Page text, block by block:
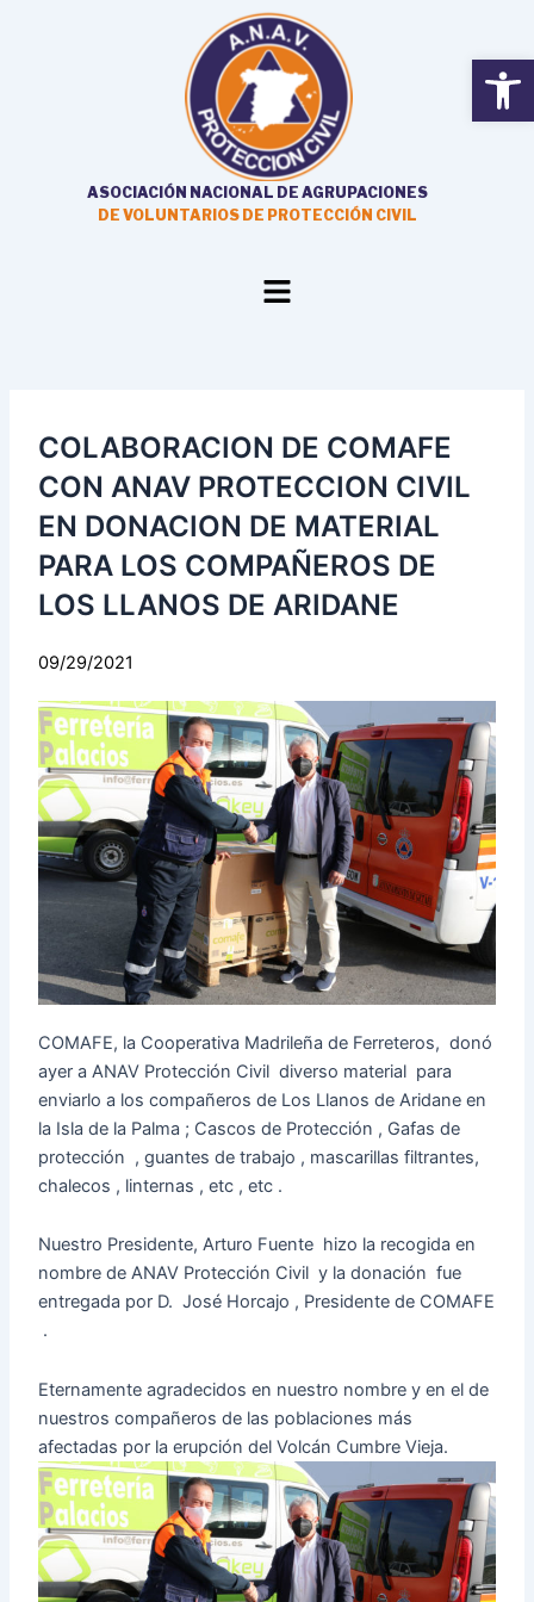
ASOCIACIÓN NACIONAL DE AGRUPACIONES
DE VOLUNTARIOS DE PROTECCIÓN CIVIL
Main
COLABORACION DE COMAFE
CON ANAV PROTECCION CIVIL
EN DONACION DE MATERIAL
PARA LOS COMPAÑEROS DE
LOS LLANOS DE ARIDANE
09/29/2021
COMAFE, la Cooperativa Madrileña de Ferreteros, donó
ayer a ANAV Protección Civil diverso material para
enviarlo a los compañeros de Los Llanos de Aridane en
la Isla de la Palma ; Cascos de Protección , Gafas de
protección , guantes de trabajo , mascarillas filtrantes,
chalecos , linternas , etc , etc .
Nuestro Presidente, Arturo Fuente hizo la recogida en
nombre de ANAV Protección Civil y la donación fue
entregada por D. José Horcajo , Presidente de COMAFE
.
Eternamente agradecidos en nuestro nombre y en el de
nuestros compañeros de las poblaciones más
afectadas por la erupción del Volcán Cumbre Vieja.